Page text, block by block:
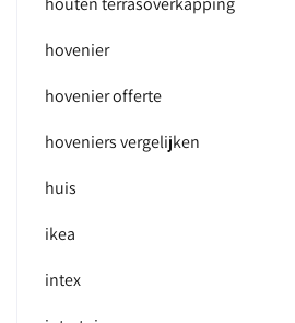
hovenier
hovenier offerte
hoveniers vergelijken
huis
ikea
intex